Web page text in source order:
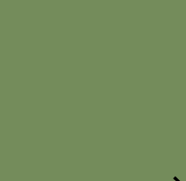
post-featured-